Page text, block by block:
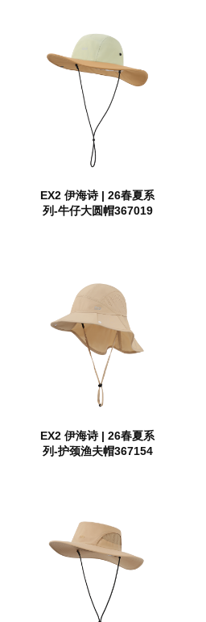
EX2 伊海诗 | 26春夏系
列-牛仔大圆帽367019
EX2 伊海诗 | 26春夏系
列-护颈渔夫帽367154